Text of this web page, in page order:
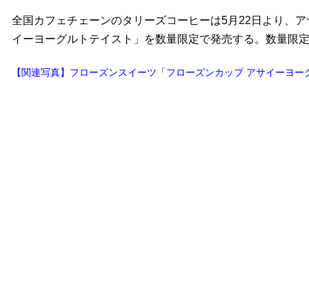
全国カフェチェーンのタリーズコーヒーは5月22日より、
イーヨーグルトテイスト」を数量限定で発売する。数量限
【関連写真】フローズンスイーツ「フローズンカップ アサイーヨ